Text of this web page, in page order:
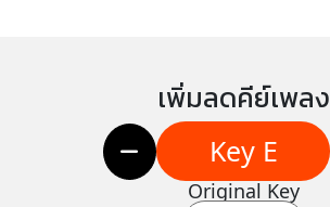
เพิ่มลดคีย์เพลง
Key E
Original Key